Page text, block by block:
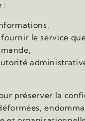
:
le service
préserver la